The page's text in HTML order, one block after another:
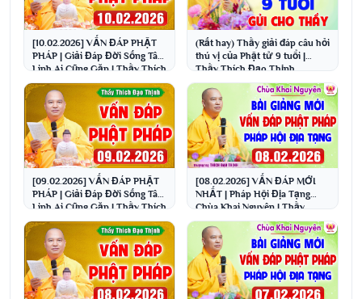
[10.02.2026] VẤN ĐÁP PHẬT
PHÁP | Giải Đáp Đời Sống Tâm
Linh Ai Cũng Gặp | Thầy Thích
Đạo Thịnh
(Rất hay) Thầy giải đáp câu hỏi
thú vị của Phật tử 9 tuổi |
Thầy Thích Đạo Thịnh
[09.02.2026] VẤN ĐÁP PHẬT
PHÁP | Giải Đáp Đời Sống Tâm
Linh Ai Cũng Gặp | Thầy Thích
Đạo Thịnh
[08.02.2026] VẤN ĐÁP MỚI
NHẤT | Pháp Hội Địa Tạng
Chùa Khai Nguyên | Thầy
Thích Đạo Thịnh